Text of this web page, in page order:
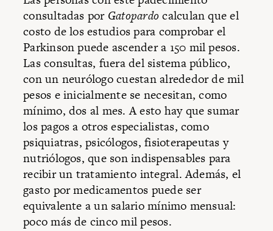
consultadas por Gatopardo calculan que el
costo de los estudios para comprobar el
Parkinson puede ascender a 150 mil pesos.
Las consultas, fuera del sistema público,
con un neurólogo cuestan alrededor de mil
pesos e inicialmente se necesitan, como
mínimo, dos al mes. A esto hay que sumar
los pagos a otros especialistas, como
psiquiatras, psicólogos, fisioterapeutas y
nutriólogos, que son indispensables para
recibir un tratamiento integral. Además, el
gasto por medicamentos puede ser
equivalente a un salario mínimo mensual:
poco más de cinco mil pesos.